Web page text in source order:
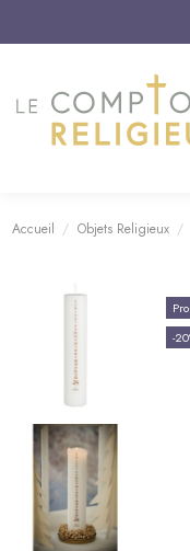
Accueil Objets Religieux
-